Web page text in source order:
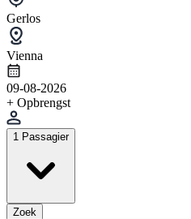
Gerlos
Vienna
09-08-2026
+ Opbrengst
1 Passagier
Zoek